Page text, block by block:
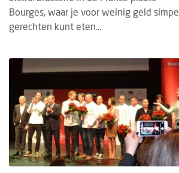
Bourges, waar je voor weinig geld
gerechten kunt eten...